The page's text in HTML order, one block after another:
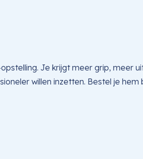
Je krijgt meer grip, meer
willen inzetten. Bestel je